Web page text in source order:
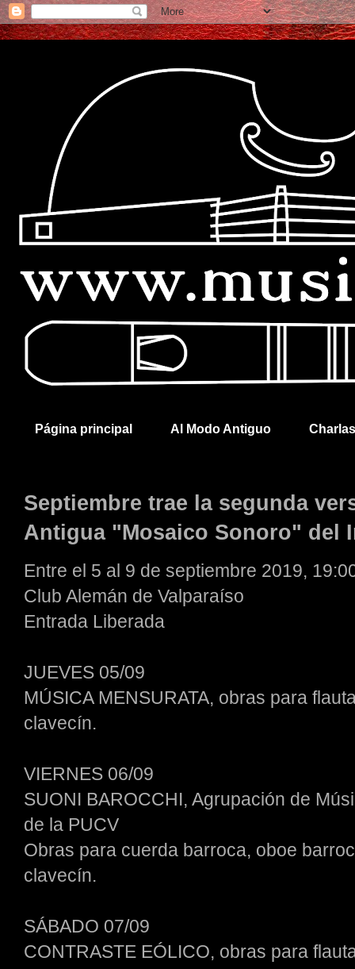
Página principal Al Modo Antiguo
Septiembre trae la segunda
Antigua "Mosaico Sonoro" del
Entre el 5 al 9 de septiembre 2019,
Club Alemán de Valparaíso
Entrada Liberada
JUEVES 05/09
MÚSICA MENSURATA, obras para
clavecín.
VIERNES 06/09
SUONI BAROCCHI, Agrupación de
de la PUCV
Obras para cuerda barroca, oboe
clavecín.
SÁBADO 07/09
CONTRASTE EÓLICO, obras para